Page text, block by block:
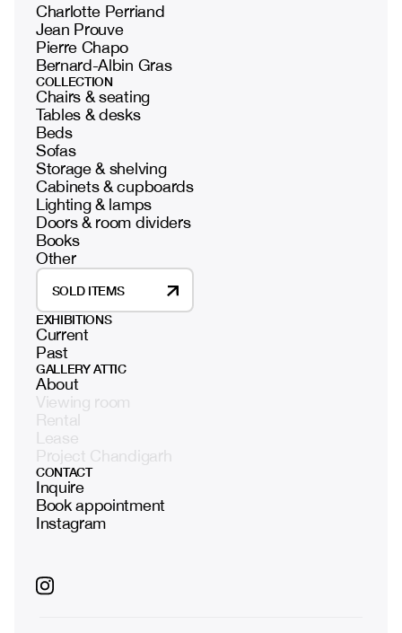
Charlotte Perriand
Jean Prouve
Pierre Chapo
Bernard-Albin Gras
COLLECTION
Chairs & seating
Tables & desks
Beds
Sofas
Storage & shelving
Cabinets & cupboards
Lighting & lamps
Doors & room dividers
Books
Other
SOLD ITEMS
EXHIBITIONS
Current
Past
GALLERY ATTIC
About
Viewing room
Rental
Lease
Project Chandigarh
CONTACT
Inquire
Book appointment
Instagram